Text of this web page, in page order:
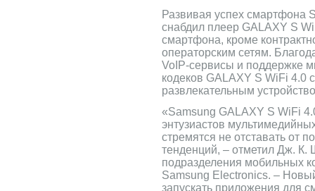
Развивая успех смартфона
снабдил плеер GALAXY S
смартфона, кроме
операторским сетям.
VoIP-сервисы и поддержке
кодеков GALAXY S WiFi 4.0
развлекательным
«Samsung GALAXY S WiFi
энтузиастов
стремятся не отставать от
тенденций, – отметил Дж. К.
подразделения мобильных
Samsung Electronics. –
запускать приложения для